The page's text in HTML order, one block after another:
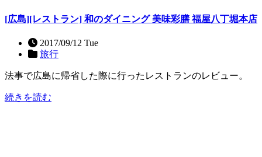
[広島][レストラン] 和のダイニング 美味彩膳 福屋八丁堀本店
2017/09/12 Tue
旅行
法事で広島に帰省した際に行ったレストランのレビュー。
続きを読む